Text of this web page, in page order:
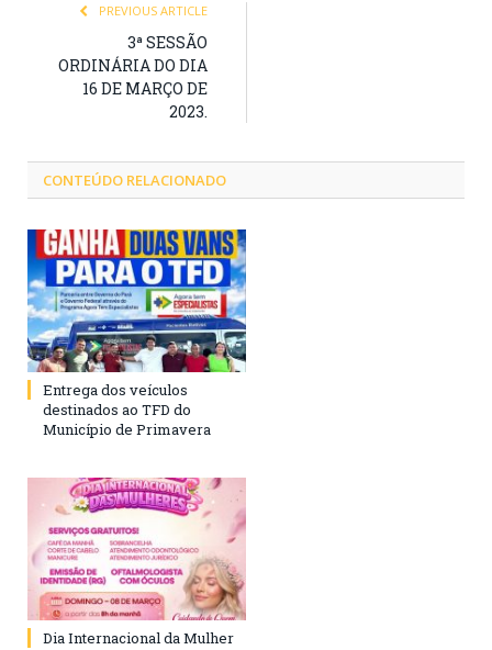
PREVIOUS ARTICLE
3ª SESSÃO
ORDINÁRIA DO DIA
16 DE MARÇO DE
2023.
CONTEÚDO RELACIONADO
Entrega dos veículos
destinados ao TFD do
Município de Primavera
Dia Internacional da Mulher